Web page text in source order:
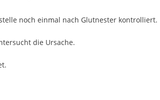
noch einmal nach Glutnester kontrolliert.
die Ursache.